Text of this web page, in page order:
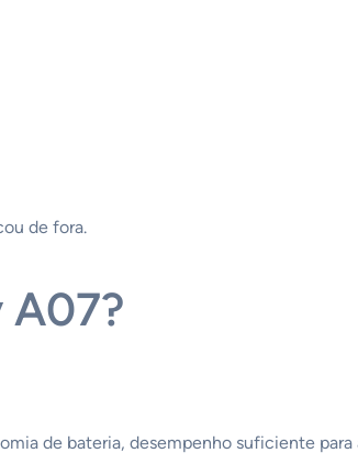
de fora.
A07?
de bateria, desempenho suficiente